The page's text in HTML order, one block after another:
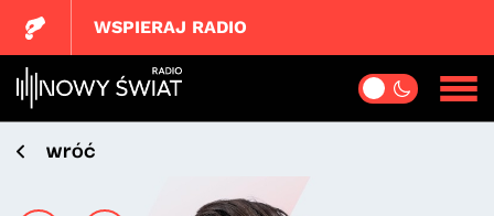
WSPIERAJ RADIO
wróć